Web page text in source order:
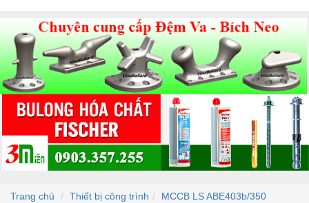
Trang chủ Thiết bị công trình MCCB LS ABE403b/350